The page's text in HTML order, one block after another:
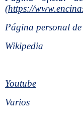
(https://
Página personal de
Wikipedia
Youtube
Varios